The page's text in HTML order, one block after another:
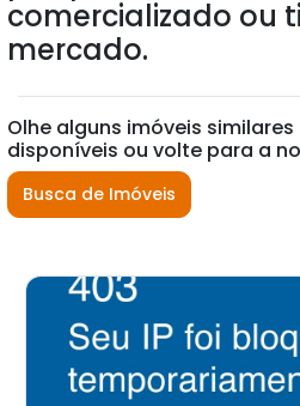
comercializado ou
mercado.
Olhe alguns imóveis
disponíveis ou volte para a
Busca de Imóveis